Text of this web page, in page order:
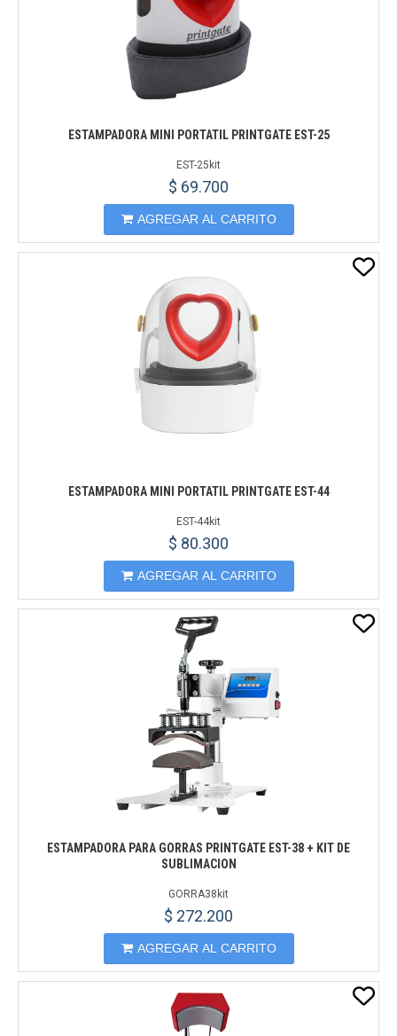
ESTAMPADORA MINI PORTATIL PRINTGATE EST-25
EST-25kit
$ 69.700
AGREGAR AL CARRITO
ESTAMPADORA MINI PORTATIL PRINTGATE EST-44
EST-44kit
$ 80.300
AGREGAR AL CARRITO
ESTAMPADORA PARA GORRAS PRINTGATE EST-38 + KIT DE
SUBLIMACION
GORRA38kit
$ 272.200
AGREGAR AL CARRITO